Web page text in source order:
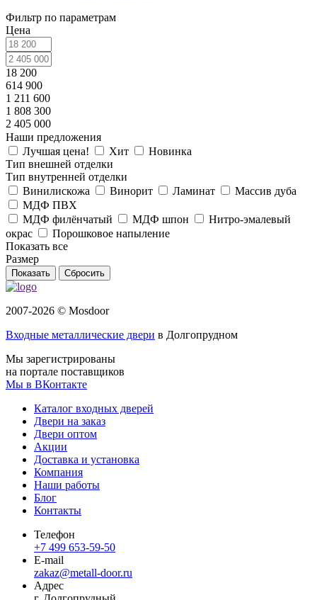
Фильтр по параметрам
Цена
18 200
614 900
1 211 600
1 808 300
2 405 000
Наши предложения
Лучшая цена!
Хит
Новинка
Тип внешней отделки
Тип внутренней отделки
Винилискожа
Винорит Ламинат
Массив дуба
МДФ ПВХ
МДФ филёнчатый
МДФ шпон
Нитро-эмалевый
окрас
Порошковое напыление
Показать все
Размер
Сбросить
2007-2026 © Mosdoor
Входные металлические двери в Долгопрудном
Мы зарегистрированы
на портале поставщиков
Мы в ВКонтакте
Каталог входных дверей
Двери на заказ
Двери оптом
Акции
Доставка и установка
Компания
Наши работы
Блог
Контакты
Телефон
+7 499 653-59-50
E-mail
zakaz@metall-door.ru
Адрес